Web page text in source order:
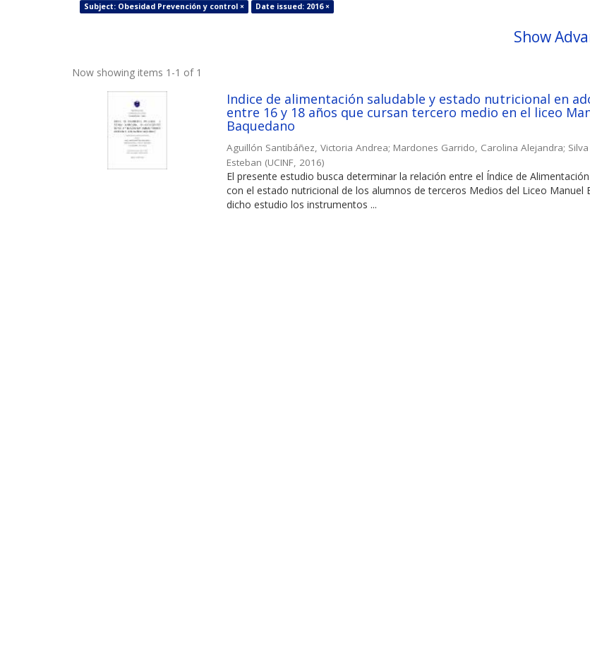
Subject: Obesidad Prevención y control ×
Date issued: 2016 ×
Show
Now showing items 1-1 of 1
Indice de alimentación saludable y estado nutricional en
entre 16 y 18 años que cursan tercero medio en el liceo
Baquedano
Aguillón Santibáñez, Victoria Andrea; Mardones Garrido, Carolina Alejandra;
Esteban (UCINF 2016)
El presente estudio busca determinar la relación entre el Índice de Alimentación
con el estado nutricional de los alumnos de terceros Medios del Liceo Manuel
dicho estudio los instrumentos ...